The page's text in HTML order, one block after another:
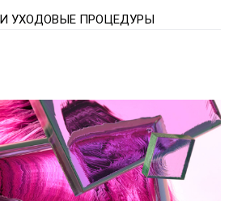
УХОДОВЫЕ ПРОЦЕДУРЫ